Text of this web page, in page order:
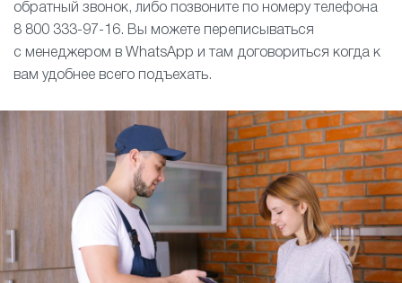
обратный звонок, либо позвоните по номеру телефона
8 800 333-97-16. Вы можете переписываться
с менеджером в WhatsApp и там договориться когда к
вам удобнее всего подъехать.